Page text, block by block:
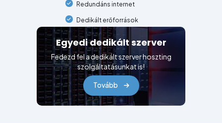
Redundáns internet
Dedikált erőforrások
Egyedi dedikált szerver
Fedezd fel a dedikált szerver hoszting
szolgáltatásunkat is!
Tovább